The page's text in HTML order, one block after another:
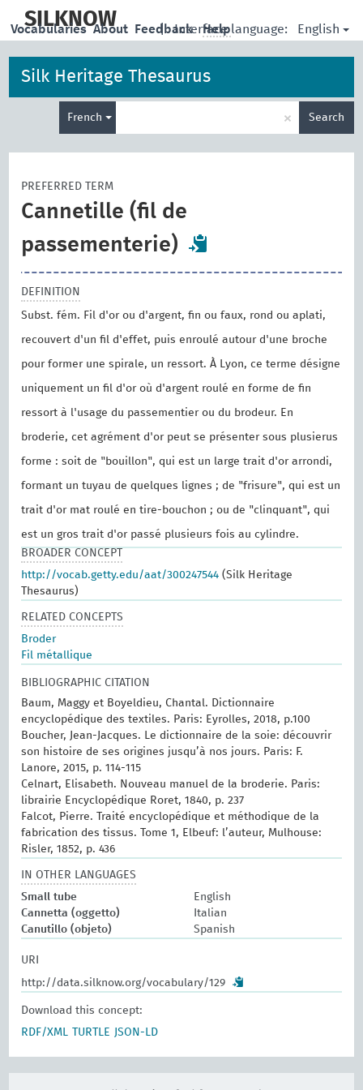
main
SILKNOW | Interface language: English
Vocabularies About Feedback Help
Silk Heritage Thesaurus
French × Search
PREFERRED TERM
Cannetille (fil de
passementerie)
DEFINITION
Subst. fém. Fil d'or ou d'argent, fin ou faux, rond ou aplati,
recouvert d'un fil d'effet, puis enroulé autour d'une broche
pour former une spirale, un ressort. À Lyon, ce terme désigne
uniquement un fil d'or où d'argent roulé en forme de fin
ressort à l'usage du passementier ou du brodeur. En
broderie, cet agrément d'or peut se présenter sous plusierus
forme : soit de "bouillon", qui est un large trait d'or arrondi,
formant un tuyau de quelques lignes ; de "frisure", qui est un
trait d'or mat roulé en tire-bouchon ; ou de "clinquant", qui
est un gros trait d'or passé plusieurs fois au cylindre.
BROADER CONCEPT
http://vocab.getty.edu/aat/300247544 (Silk Heritage
Thesaurus)
RELATED CONCEPTS
Broder
Fil métallique
BIBLIOGRAPHIC CITATION
Baum, Maggy et Boyeldieu, Chantal. Dictionnaire
encyclopédique des textiles. Paris: Eyrolles, 2018, p.100
Boucher, Jean-Jacques. Le dictionnaire de la soie: découvrir
son histoire de ses origines jusqu’à nos jours. Paris: F.
Lanore, 2015, p. 114-115
Celnart, Elisabeth. Nouveau manuel de la broderie. Paris:
librairie Encyclopédique Roret, 1840, p. 237
Falcot, Pierre. Traité encyclopédique et méthodique de la
fabrication des tissus. Tome 1, Elbeuf: l’auteur, Mulhouse:
Risler, 1852, p. 436
IN OTHER LANGUAGES
Small tube
English
Cannetta (oggetto)
Italian
Canutillo (objeto)
Spanish
URI
http://data.silknow.org/vocabulary/129
Download this concept:
RDF/XML
TURTLE JSON-LD